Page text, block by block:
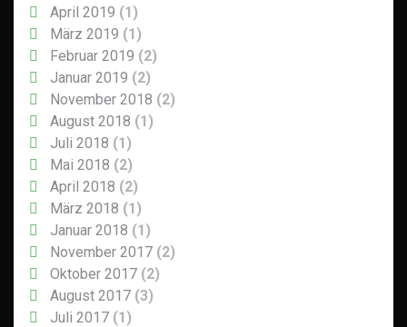
April 2019 (1)
März 2019 (1)
Februar 2019 (2)
Januar 2019 (2)
November 2018 (2)
August 2018 (1)
Juli 2018 (1)
Mai 2018 (2)
April 2018 (2)
März 2018 (1)
Januar 2018 (1)
November 2017 (2)
Oktober 2017 (2)
August 2017 (3)
Juli 2017 (1)